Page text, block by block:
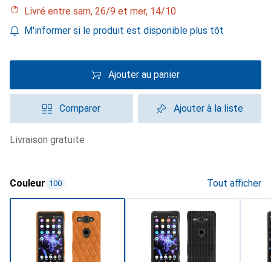
Livré entre sam, 26/9 et mer, 14/10
M'informer si le produit est disponible plus tôt
Ajouter au panier
Comparer Ajouter à la liste
livraison gratuite
Couleur 100 Tout afficher